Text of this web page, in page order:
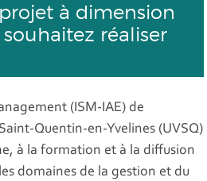
à dimension
réaliser
(ISM-IAE) de
Quentin-en-Yvelines (UVSQ)
à la formation et à la diffusion
domaines de la gestion et du